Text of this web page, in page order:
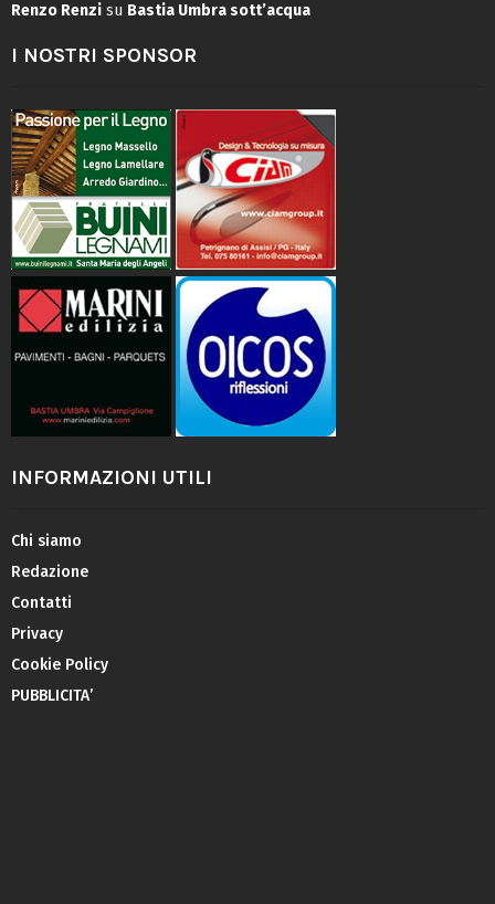
Renzo Renzi su Bastia Umbra sott’acqua
I NOSTRI SPONSOR
INFORMAZIONI UTILI
Chi siamo
Redazione
Contatti
Privacy
Cookie Policy
PUBBLICITA’